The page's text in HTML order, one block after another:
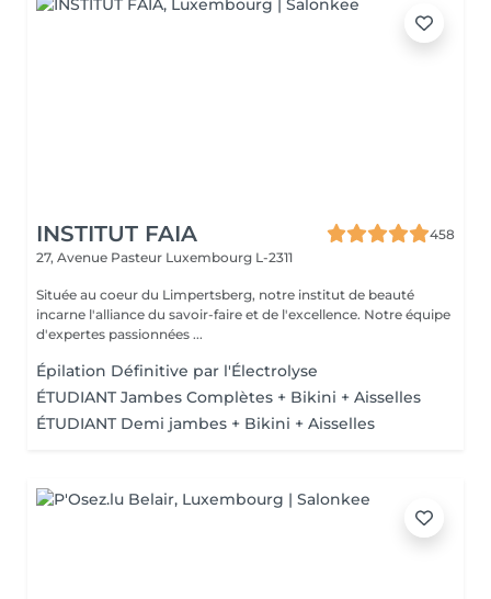
INSTITUT FAIA
458
27, Avenue Pasteur Luxembourg L-2311
Située au coeur du Limpertsberg, notre institut de beauté
incarne l'alliance du savoir-faire et de l'excellence. Notre équipe
d'expertes passionnées ...
Épilation Définitive par l'Électrolyse
ÉTUDIANT Jambes Complètes + Bikini + Aisselles
ÉTUDIANT Demi jambes + Bikini + Aisselles